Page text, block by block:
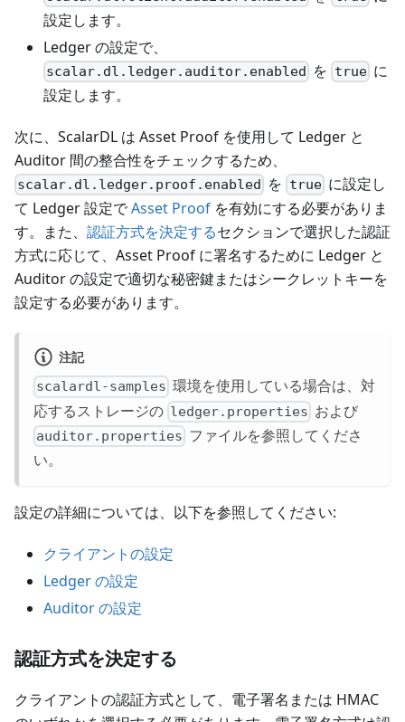
設定します。
Ledger の設定で、
scalar.dl.ledger.auditor.enabled を trueに
設定します。
次に、ScalarDL は Asset Proof を使用して Ledger と
Auditor 間の整合性をチェックするため、
scalar.dl.ledger.proof.enabled を trueに設定し
て Ledger 設定でAsset Proof を有効にする必要がありま
す。また、 認証方式を決定するセクションで選択した認証
方式に応じて、Asset Proof に署名するために Ledger と
Auditor の設定で適切な秘密鍵またはシークレットキーを
設定する必要があります。
注記
scalardl-samples 環境を使用している場合は、対
応するストレージの ledger.properties および
auditor.properties ファイルを参照してくださ
い。
設定の詳細については、以下を参照してください:
クライアントの設定
Ledger の設定
Auditor の設定
認証方式を決定する
クライアントの認証方式として、電子署名または HMAC